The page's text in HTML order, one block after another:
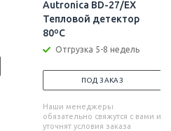
Autronica BD-27/EX
Тепловой детектор
80ºC
Отгрузка 5-8 недель
ПОД ЗАКАЗ
Наши менеджеры
обязательно свяжутся с вами и
уточнят условия заказа